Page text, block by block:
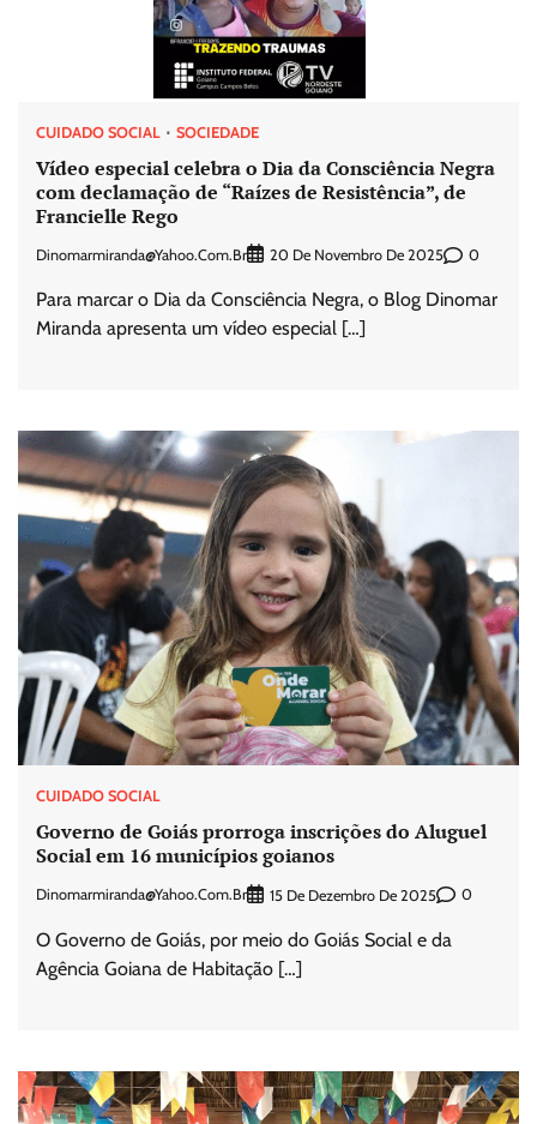
CUIDADO SOCIAL SOCIEDADE
Vídeo especial celebra o Dia da Consciência Negra
com declamação de “Raízes de Resistência”, de
Francielle Rego
Dinomarmiranda@yahoo.com.br 20 De Novembro De 2025 0
Para marcar o Dia da Consciência Negra, o Blog Dinomar
Miranda apresenta um vídeo especial […]
CUIDADO SOCIAL
Governo de Goiás prorroga inscrições do Aluguel
Social em 16 municípios goianos
Dinomarmiranda@yahoo.com.br 15 De Dezembro De 2025 0
O Governo de Goiás, por meio do Goiás Social e da
Agência Goiana de Habitação […]